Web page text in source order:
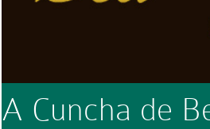
A Cuncha de